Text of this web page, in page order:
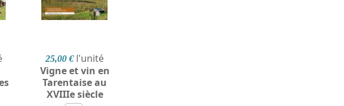
25,00 € l'unité
Vigne et vin en
Tarentaise au
XVIIIe siècle